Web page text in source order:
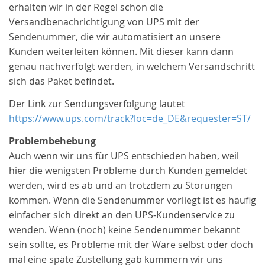
erhalten wir in der Regel schon die
Versandbenachrichtigung von UPS mit der
Sendenummer, die wir automatisiert an unsere
Kunden weiterleiten können. Mit dieser kann dann
genau nachverfolgt werden, in welchem Versandschritt
sich das Paket befindet.
Der Link zur Sendungsverfolgung lautet
https://www.ups.com/track?loc=de_DE&requester=ST/
Problembehebung
Auch wenn wir uns für UPS entschieden haben, weil
hier die wenigsten Probleme durch Kunden gemeldet
werden, wird es ab und an trotzdem zu Störungen
kommen. Wenn die Sendenummer vorliegt ist es häufig
einfacher sich direkt an den UPS-Kundenservice zu
wenden. Wenn (noch) keine Sendenummer bekannt
sein sollte, es Probleme mit der Ware selbst oder doch
mal eine späte Zustellung gab kümmern wir uns